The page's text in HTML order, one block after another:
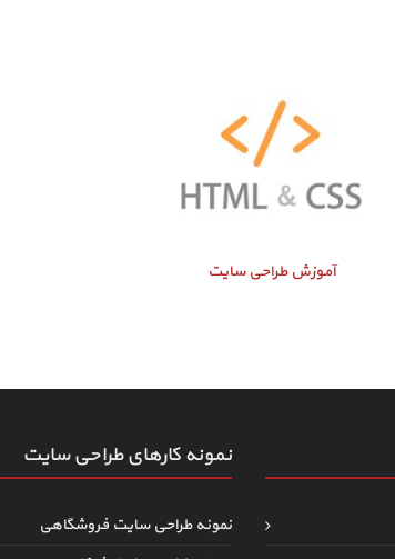
آموزش طراحی سایت
نمونه کارهای طراحی سایت
نمونه طراحی سایت فروشگاهی